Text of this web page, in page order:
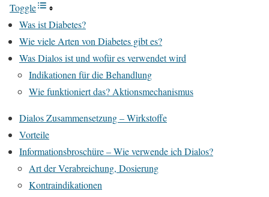
Toggle
Was ist Diabetes?
Wie viele Arten von Diabetes gibt es?
Was Dialos ist und wofür es verwendet wird
Indikationen für die Behandlung
Wie funktioniert das? Aktionsmechanismus
Dialos Zusammensetzung – Wirkstoffe
Vorteile
Informationsbroschüre – Wie verwende ich Dialos?
Art der Verabreichung, Dosierung
Kontraindikationen